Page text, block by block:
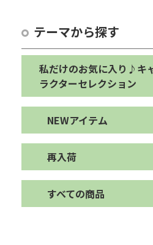
袋など
ステーショナリーその他
オブジェ
バス・トイレアイテム
ホームインテリアその他
エプロン・鍋敷き・鍋つかみ
布巾・手ぬぐい・たわし
コースター・ランチョンマッ
ト
キッチンその他
オブジェ・ぬいぐるみ
バッグ・シューズケース・
ンケース
キッズその他
テーマから探す
私だけのお気に入り♪キ
ラクターセレクション
NEWアイテム
再入荷
すべての商品